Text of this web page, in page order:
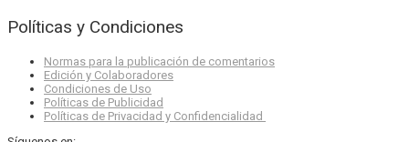
Políticas y Condiciones
Normas para la publicación de comentarios
Edición y Colaboradores
Condiciones de Uso
Políticas de Publicidad
Políticas de Privacidad y Confidencialidad